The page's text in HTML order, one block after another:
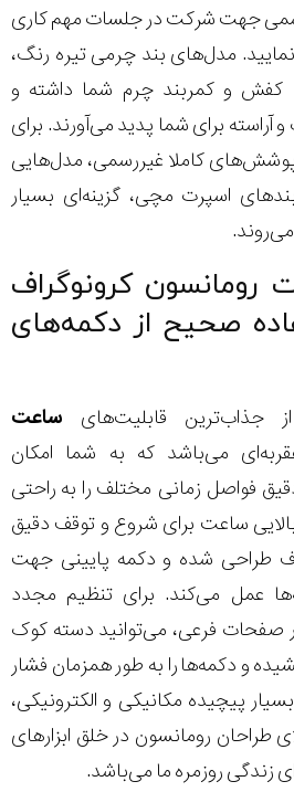
جهت شرکت در جلسات مهم کاری
مدل‌های بند چرمی تیره رنگ،
کفش و کمربند چرم شما داشته و
آراسته برای شما پدید می‌آورند. برای
کاملا غیررسمی، مدل‌هایی
اسپرت مچی، گزینه‌ای بسیار
رومانسون کرونوگراف
صحیح از دکمه‌های
جذاب‌ترین قابلیت‌های ساعت
می‌باشد که به شما امکان
فواصل زمانی مختلف را به ‌راحتی
ساعت برای شروع و توقف دقیق
طراحی شده و دکمه پایینی جهت
عمل می‌کند. برای تنظیم مجدد
صفحات فرعی، می‌توانید دسته کوک
و دکمه‌ها را به طور همزمان فشار
پیچیده مکانیکی و الکترونیکی،
طراحان رومانسون در خلق ابزارهای
زندگی روزمره ما می‌باشد.